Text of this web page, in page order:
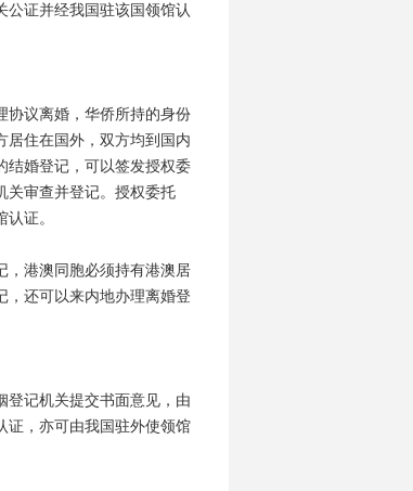
公证并经我国驻该国领馆认
议离婚，华侨所持的身份
居住在国外，双方均到国内
结婚登记，可以签发授权委
关审查并登记。授权委托
证。
港澳同胞必须持有港澳居
，还可以来内地办理离婚登
记机关提交书面意见，由
证，亦可由我国驻外使领馆